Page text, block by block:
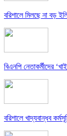
বরিশালে মিলছে না বড়
বিএনপি নেতাকর্মীদের
বরিশালে খাদ্যবান্ধব